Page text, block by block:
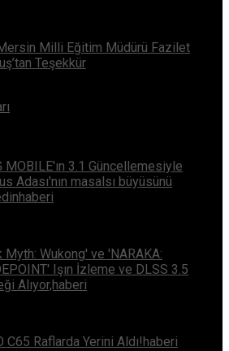
Milli Eğitim Müdürü Fazilet
Teşekkür
MOBILE'ın 3.1 Güncellemesiyle
Adası'nın masalsı büyüsünü
Myth: Wukong' ve 'NARAKA:
Işın İzleme ve DLSS 3.5
Alıyor,haberi
C65 Raflarda Yerini Aldı!haberi